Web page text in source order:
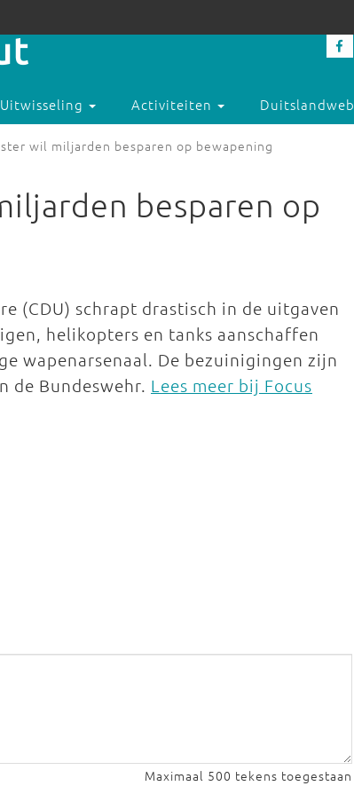
Activiteiten Duitslandweb
wil miljarden besparen op bewapening
besparen op
(CDU) schrapt drastisch in de uitgaven
helikopters en tanks aanschaffen
wapenarsenaal. De bezuinigingen zijn
de Bundeswehr. Lees meer bij Focus
Maximaal 500 tekens toegestaan